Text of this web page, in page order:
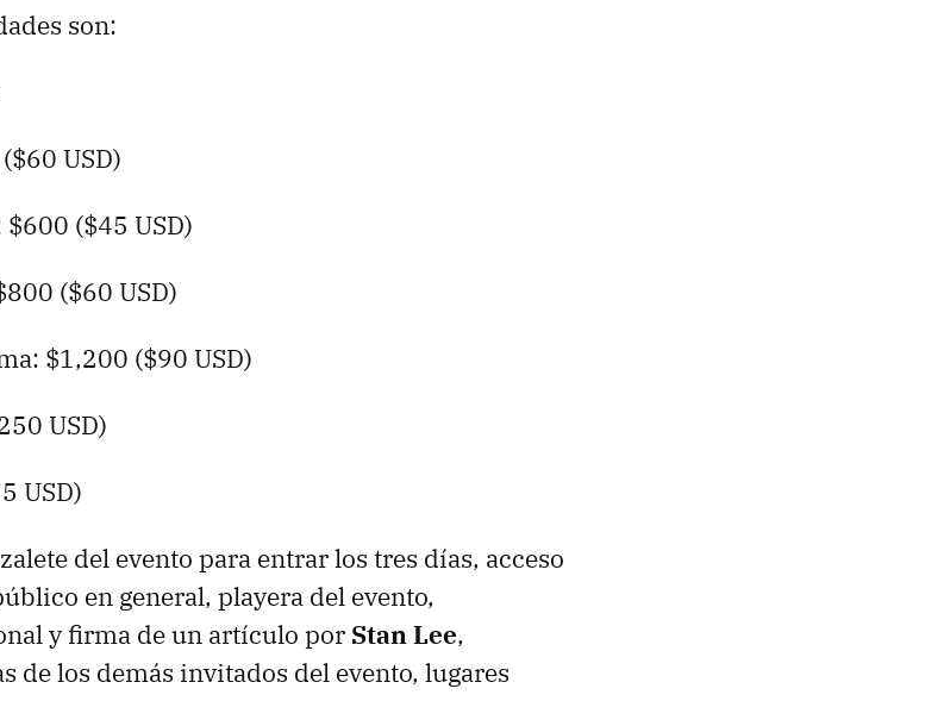
son:
USD)
($45 USD)
($60 USD)
$1,200 ($90 USD)
USD)
USD)
del evento para entrar los tres días, acceso
en general, playera del evento,
y firma de un artículo por Stan Lee,
de los demás invitados del evento, lugares